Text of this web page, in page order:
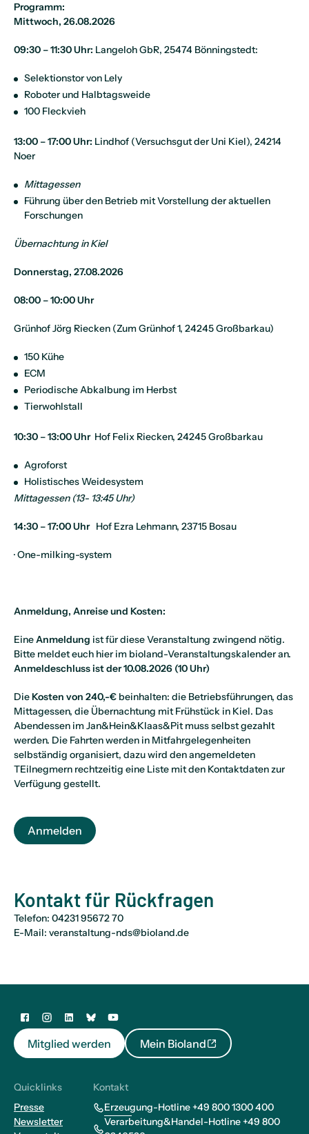
Programm:
Mittwoch, 26.08.2026
09:30 – 11:30 Uhr: Langeloh GbR, 25474 Bönningstedt:
Selektionstor von Lely
Roboter und Halbtagsweide
100 Fleckvieh
13:00 – 17:00 Uhr: Lindhof (Versuchsgut der Uni Kiel), 24214
Noer
Mittagessen
Führung über den Betrieb mit Vorstellung der aktuellen
Forschungen
Übernachtung in Kiel
Donnerstag, 27.08.2026
08:00 – 10:00 Uhr
Grünhof Jörg Riecken (Zum Grünhof 1, 24245 Großbarkau)
150 Kühe
ECM
Periodische Abkalbung im Herbst
Tierwohlstall
10:30 – 13:00 Uhr Hof Felix Riecken, 24245 Großbarkau
Agroforst
Holistisches Weidesystem
Mittagessen (13- 13:45 Uhr)
14:30 – 17:00 Uhr Hof Ezra Lehmann, 23715 Bosau
· One-milking-system
Anmeldung, Anreise und Kosten:
EineAnmeldung ist für diese Veranstaltung zwingend nötig.
Bitte meldet euch hier im bioland-Veranstaltungskalender an.
Anmeldeschluss ist der 10.08.2026 (10 Uhr)
DieKosten von 240,-€ beinhalten: die Betriebsführungen, das
Mittagessen, die Übernachtung mit Frühstück in Kiel. Das
Abendessen im Jan&Hein&Klaas&Pit muss selbst gezahlt
werden. Die Fahrten werden in Mitfahrgelegenheiten
selbständig organisiert, dazu wird den angemeldeten
TEilnegmern rechtzeitig eine Liste mit den Kontaktdaten zur
Verfügung gestellt.
Anmelden
Kontakt für Rückfragen
Telefon: 04231 95672 70
E-Mail: veranstaltung-nds@bioland.de
Mitglied werden Mein Bioland
Quicklinks
Presse
Newsletter
Kontakt
Erzeugung-Hotline +49 800 1300 400
Verarbeitung&Handel-Hotline +49 800